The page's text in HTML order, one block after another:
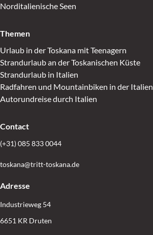
Norditalienische Seen
Themen
Urlaub in der Toskana mit Teenagern
Strandurlaub an der Toskanischen Küste
Strandurlaub in Italien
Radfahren und Mountainbiken in der Italien
Autorundreise durch Italien
Contact
(+31) 085 833 0044
toskana@tritt-toskana.de
Adresse
Industrieweg 54
6651 KR Druten